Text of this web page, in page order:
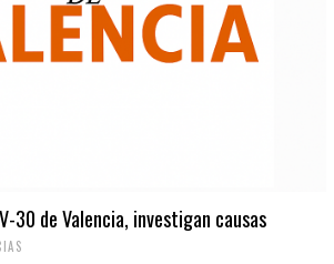
30 de Valencia, investigan causas